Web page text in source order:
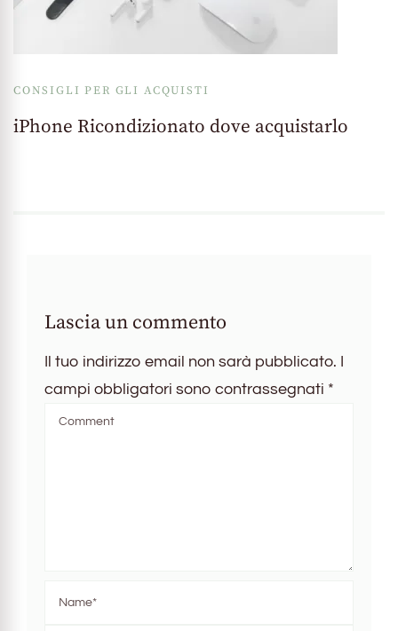
CONSIGLI PER GLI ACQUISTI
iPhone Ricondizionato dove acquistarlo
Lascia un commento
Il tuo indirizzo email non sarà pubblicato.
campi obbligatori sono contrassegnati *